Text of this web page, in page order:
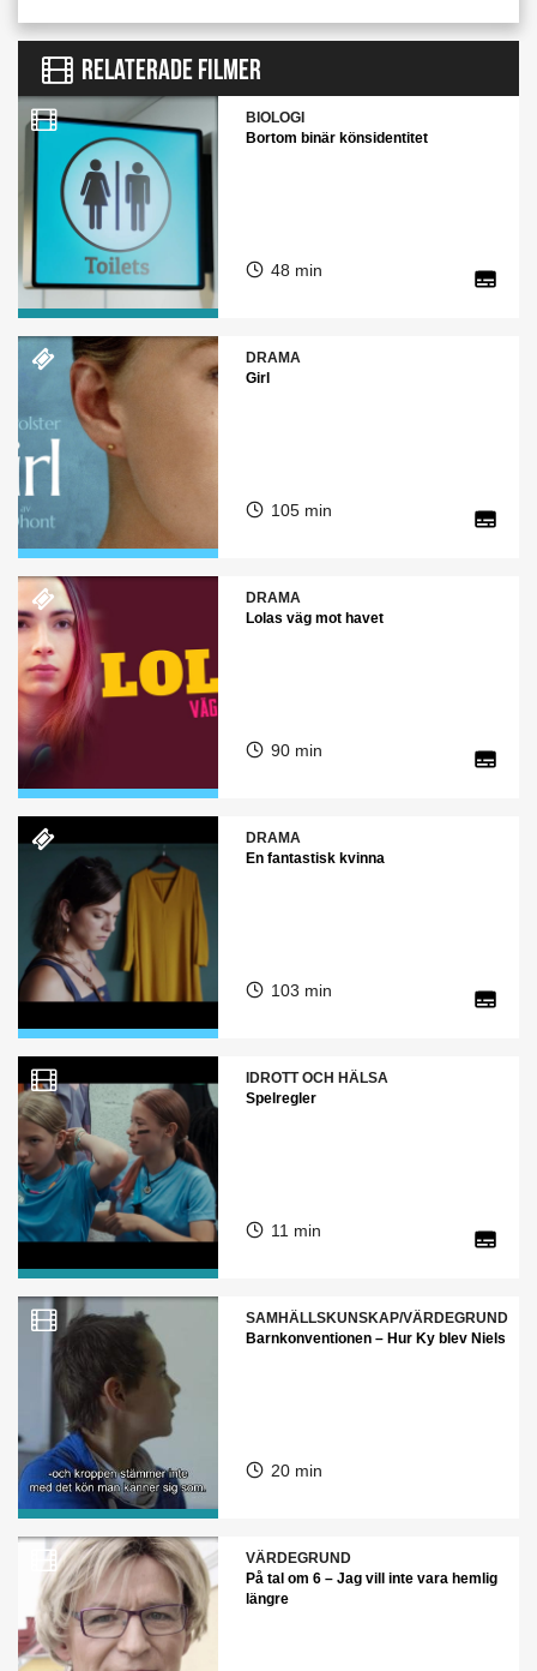
RELATERADE FILMER
BIOLOGI
Bortom binär könsidentitet
48 min
DRAMA
Girl
105 min
DRAMA
Lolas väg mot havet
90 min
DRAMA
En fantastisk kvinna
103 min
IDROTT OCH HÄLSA
Spelregler
11 min
SAMHÄLLSKUNSKAP/VÄRDEGRUND
Barnkonventionen – Hur Ky blev Niels
20 min
VÄRDEGRUND
På tal om 6 – Jag vill inte vara hemlig
längre